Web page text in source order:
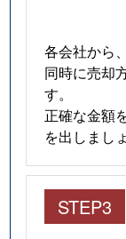
各会社から
同時に売却
す。
正確な金額
を出しまし
STEP3